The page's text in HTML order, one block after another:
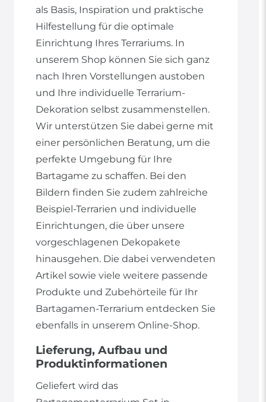
als Basis, Inspiration und praktische
Hilfestellung für die optimale
Einrichtung Ihres Terrariums. In
unserem Shop können Sie sich ganz
nach Ihren Vorstellungen austoben
und Ihre individuelle Terrarium-
Dekoration selbst zusammenstellen.
Wir unterstützen Sie dabei gerne mit
einer persönlichen Beratung, um die
perfekte Umgebung für Ihre
Bartagame zu schaffen. Bei den
Bildern finden Sie zudem zahlreiche
Beispiel-Terrarien und individuelle
Einrichtungen, die über unsere
vorgeschlagenen Dekopakete
hinausgehen. Die dabei verwendeten
Artikel sowie viele weitere passende
Produkte und Zubehörteile für Ihr
Bartagamen-Terrarium entdecken Sie
ebenfalls in unserem Online-Shop.
Lieferung, Aufbau und
Produktinformationen
Geliefert wird das